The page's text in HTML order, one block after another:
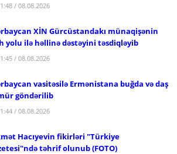
/ 08.08.2026
XİN Gürcüstandakı münaqişənin
yolu ilə həllinə dəstəyini təsdiqləyib
/ 08.08.2026
vasitəsilə Ermənistana buğda və daş
göndərilib
/ 08.08.2026
Hacıyevin fikirləri "Türkiye
təhrif olunub (FOTO)